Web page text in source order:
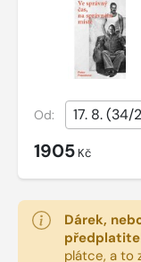
Od:
1905 Kč
Dárek,
plátce, a to